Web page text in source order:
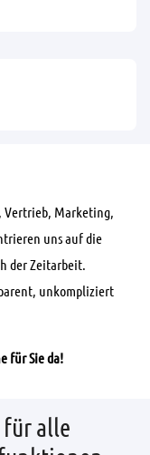
Vertrieb, Marketing,
uns auf die
der Zeitarbeit.
unkompliziert
für Sie da!
alle